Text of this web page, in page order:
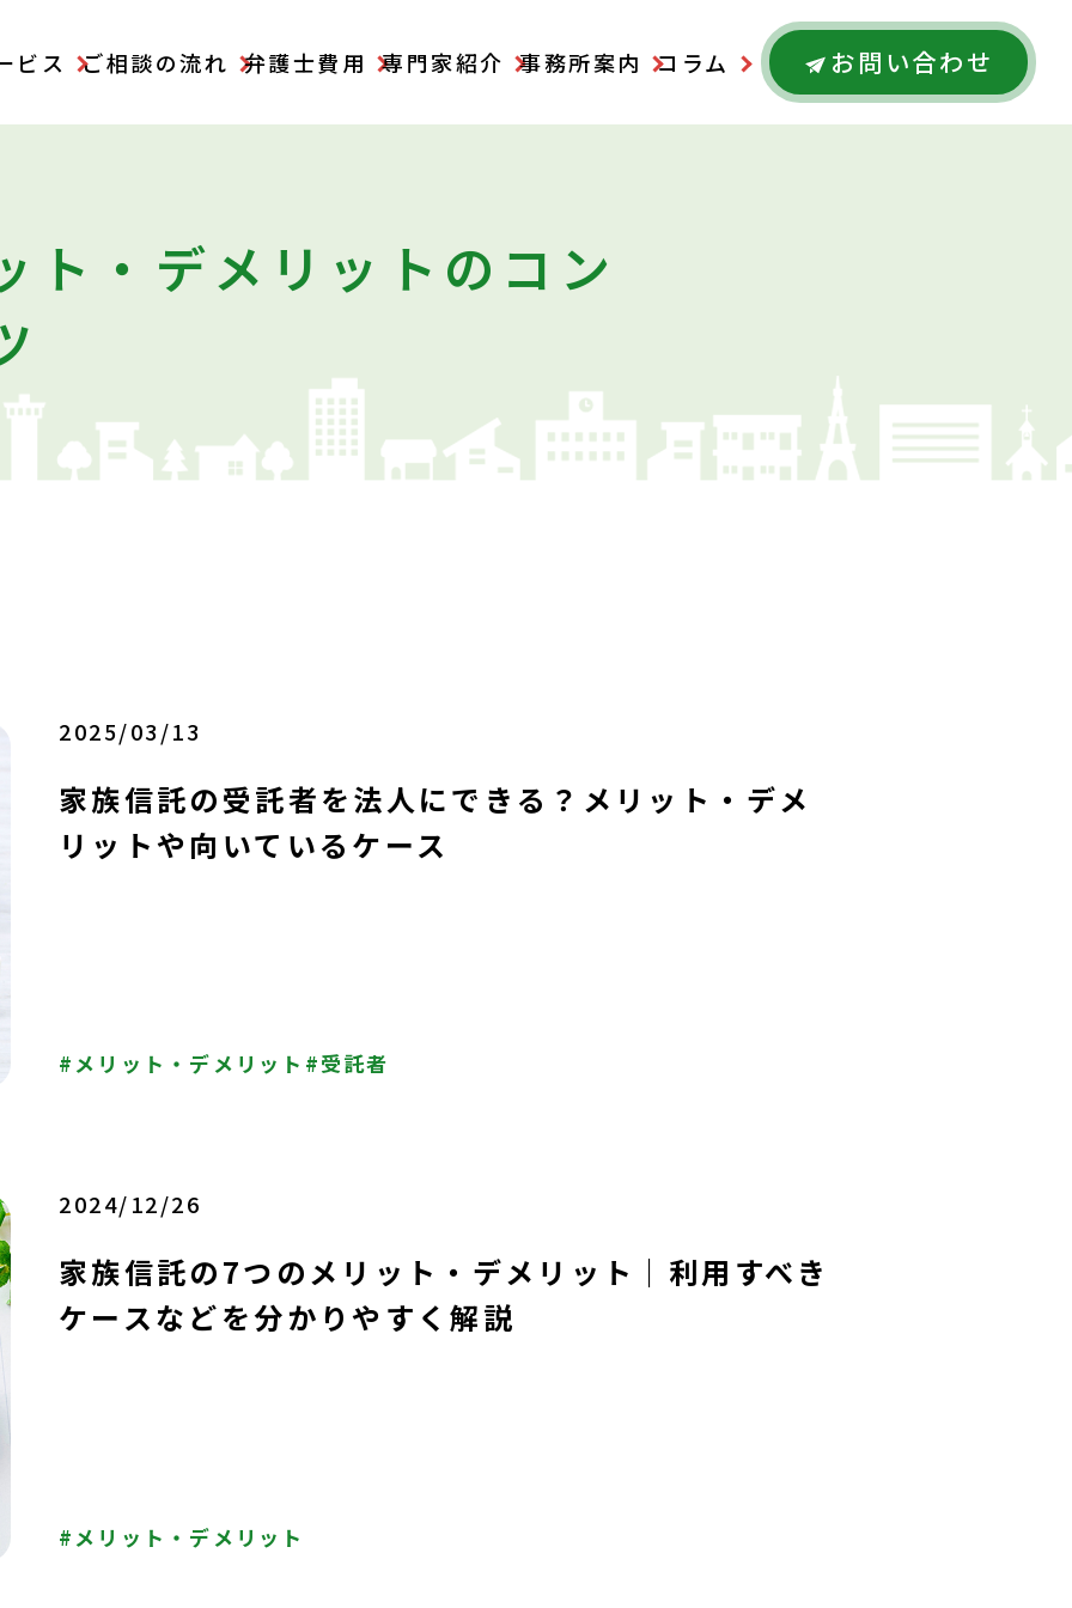
ビス ご相談の流れ 弁護士費用 専門家紹介 事務所案内 コラム お問い合わせ
ト・デメリットのコン
2025/03/13
家族信託の受託者を法人にできる？メリット・デメ
リットや向いているケース
メリット・デメリット 受託者
2024/12/26
家族信託の7つのメリット・デメリット｜利用すべき
ケースなどを分かりやすく解説
メリット・デメリット